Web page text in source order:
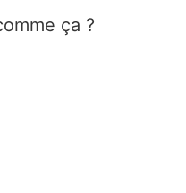
ça ?